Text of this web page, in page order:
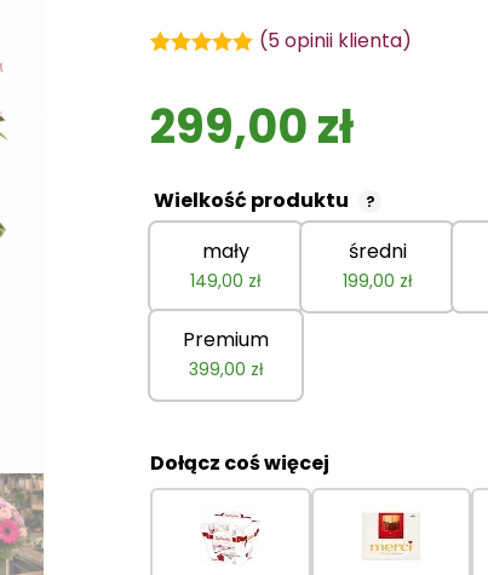
podstawie
ocen
klientów
(5opinii klienta)
299,00zł
Wielkość produktu ?
149,00 zł
mały
199,00 zł
średni
399,00 zł
Premium
Dołącz coś więcej